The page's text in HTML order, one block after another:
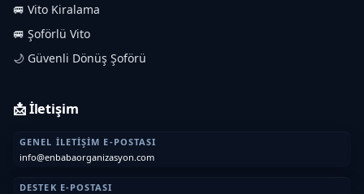
🚐 Vito Kiralama
🚐 Şoförlü Vito
🌙 Güvenli Dönüş Şoförü
📩 İletişim
GENEL İLETIŞIM E-POSTASI
info@enbabaorganizasyon.com
DESTEK E-POSTASI